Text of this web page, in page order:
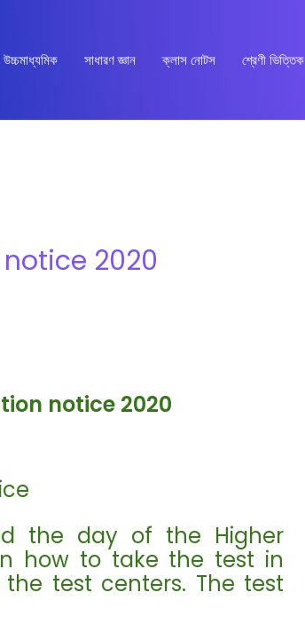
উচ্চমাধ্যমিক সাধারণ জ্ঞান ক্লাস নোটস শ্রেণী ভিত্তিক
2020
notice 2020
the day of the Higher
how to take the test in
test centers. The test